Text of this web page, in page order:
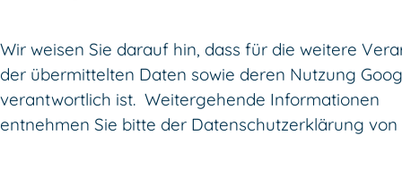
Wir weisen Sie darauf hin, dass für die weitere
der übermittelten Daten sowie deren Nutzung
verantwortlich ist. Weitergehende Informationen
entnehmen Sie bitte der Datenschutzerklärung von